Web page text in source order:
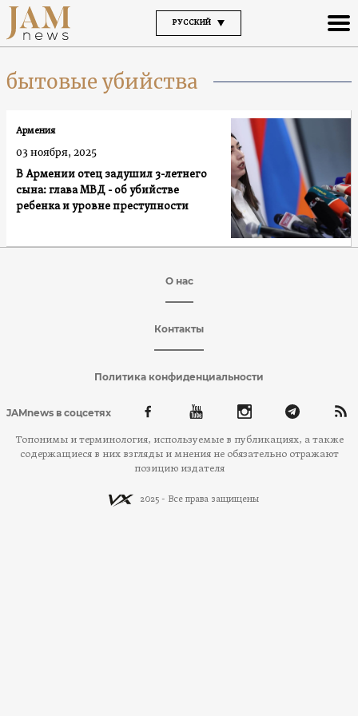
РУССКИЙ
бытовые убийства
В Армении отец задушил 3-летнего
cына: глава МВД - об убийстве
ребенка и уровне преступности
Армения
03 ноября, 2025
О нас
Контакты
Политика конфиденциальности
JAMnews в соцсетях
Топонимы и терминология, используемые в публикациях, а также
содержащиеся в них взгляды и мнения не обязательно отражают
позицию издателя
2025 - Все права защищены